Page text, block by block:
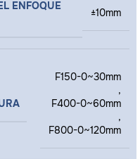
ENFOQUE
±10mm
F150-0~30mm
,
F400-0~60mm
,
F800-0~120mm